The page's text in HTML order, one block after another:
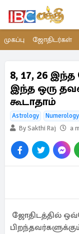
முகப்பு ஜோதிடர்கள்
8, 17, 26
இந்த ஒரு
கூடாதாம்
Astrology
Numerology
By Sakthi Raj
a
ஜோதிடத்தில்